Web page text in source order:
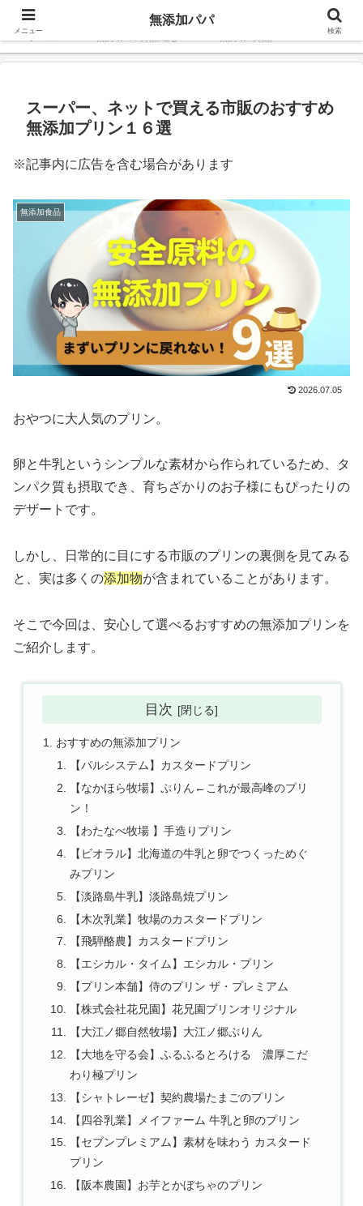
ホーム
スーパー、ネットで買える市販のおすすめ
無添加プリン１６選
※記事内に広告を含む場合があります
無添加食品
2026.07.05
おやつに大人気のプリン。
卵と牛乳というシンプルな素材から作られているため、タ
ンパク質も摂取でき、育ちざかりのお子様にもぴったりの
デザートです。
しかし、日常的に目にする市販のプリンの裏側を見てみる
と、実は多くの添加物が含まれていることがあります。
そこで今回は、安心して選べるおすすめの無添加プリンを
ご紹介します。
目次
おすすめの無添加プリン
【パルシステム】カスタードプリン
【なかほら牧場】ぷりん←これが最高峰のプリ
ン！
【わたなべ牧場 】手造りプリン
【ビオラル】北海道の牛乳と卵でつくっためぐ
みプリン
【淡路島牛乳】淡路島焼プリン
【木次乳業】牧場のカスタードプリン
【飛騨酪農】カスタードプリン
【エシカル・タイム】エシカル・プリン
【プリン本舗】侍のプリン ザ・プレミアム
【株式会社花兄園】花兄園プリンオリジナル
【大江ノ郷自然牧場】大江ノ郷ぷりん
【大地を守る会】ふるふるとろける 濃厚こだ
わり極プリン
【シャトレーゼ】契約農場たまごのプリン
【四谷乳業】メイファーム 牛乳と卵のプリン
【セブンプレミアム】素材を味わう カスタード
プリン
【阪本農園】お芋とかぼちゃのプリン
メニュー
無添加パパ
検索